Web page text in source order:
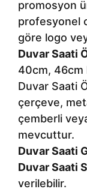
promosyon
profesyonel
göre logo
Duvar Saati
40cm, 46cm
Duvar Saati
çerçeve,
çemberli
mevcuttur.
Duvar Saati
Duvar Saati
verilebilir.